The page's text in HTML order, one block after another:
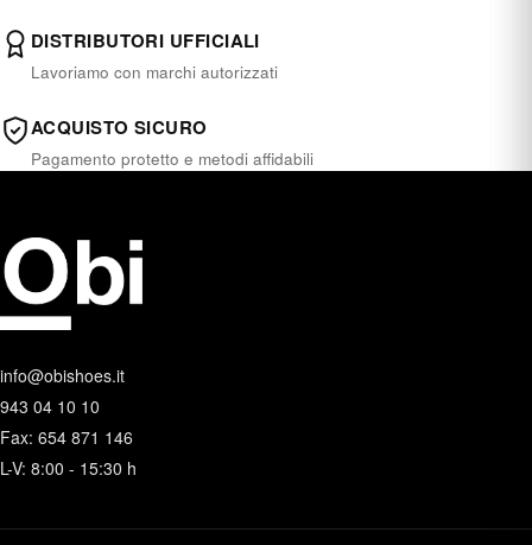
DISTRIBUTORI UFFICIALI
Lavoriamo con marchi autorizzati
ACQUISTO SICURO
Pagamento protetto e metodi affidabili
info@obishoes.it
943 04 10 10
Fax: 654 871 146
L-V: 8:00 - 15:30 h